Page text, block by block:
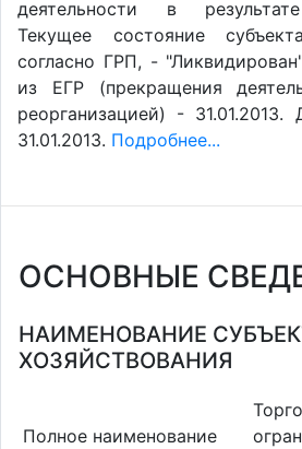
деятельности в
Текущее состояние
согласно ГРП, -
из ЕГР (прекращения
реорганизацией) -
31.01.2013. Подробнее...
ОСНОВНЫЕ
НАИМЕНОВАНИЕ
ХОЗЯЙСТВОВАНИЯ
Полное наименование